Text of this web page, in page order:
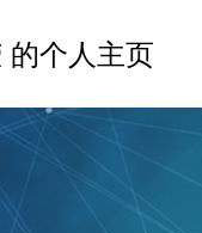
的个人主页